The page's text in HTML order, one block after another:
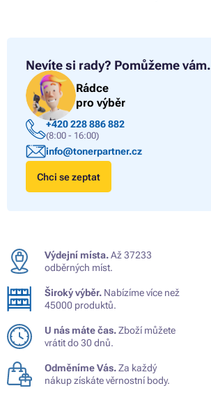
Nevíte si rady? Pomůžeme vám.
Rádce
pro výběr
+420 228 886 882
(8:00 - 16:00)
info@tonerpartner.cz
Chci se zeptat
Výdejní místa.Až 37233
odběrných míst.
Široký výběr. Nabízíme více než
45000 produktů.
U nás máte čas.Zboží můžete
vrátit do 30 dnů.
Odměníme Vás.Za každý
nákup získáte věrnostní body.